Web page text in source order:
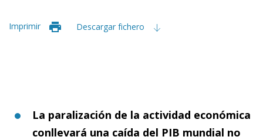
Imprimir Descargar fichero
La paralización de la actividad económica
conllevará una caída del PIB mundial no